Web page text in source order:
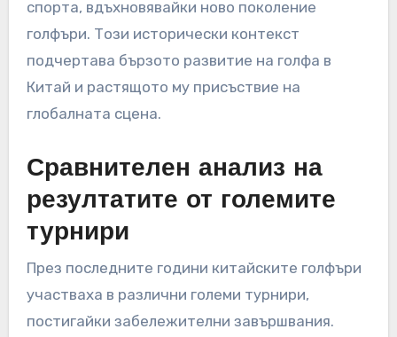
Китайският голф е еволюирал значително от
края на 20-ти век, с увеличени инвестиции в
тренировъчни съоръжения и международна
експозиция. Появата на играчи като Яо Минг и
спорта, вдъхновявайки ново поколение
подчертава бързото развитие на голфа в
Китай и растящото му присъствие на
глобалната сцена.
Сравнителен анализ на